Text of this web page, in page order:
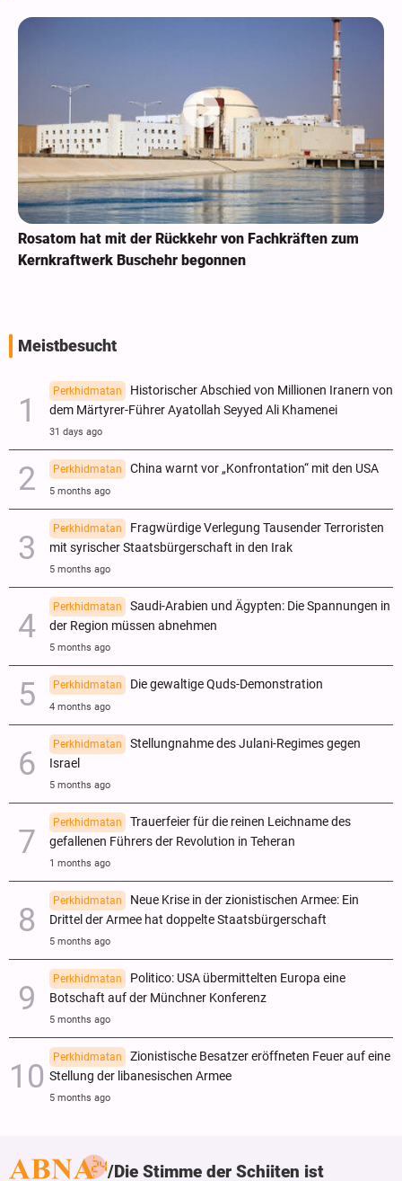
Rosatom hat mit der Rückkehr von Fachkräften zum
Kernkraftwerk Buschehr begonnen
Meistbesucht
Perkhidmatan
Historischer Abschied von Millionen Iranern von
dem Märtyrer-Führer Ayatollah Seyyed Ali Khamenei
31 days ago
Perkhidmatan China warnt vor „Konfrontation“ mit den USA
5 months ago
Perkhidmatan
Fragwürdige Verlegung Tausender Terroristen
mit syrischer Staatsbürgerschaft in den Irak
5 months ago
Perkhidmatan
Saudi-Arabien und Ägypten: Die Spannungen in
der Region müssen abnehmen
5 months ago
Perkhidmatan Die gewaltige Quds-Demonstration
4 months ago
Perkhidmatan
Stellungnahme des Julani-Regimes gegen
Israel
5 months ago
Perkhidmatan
Trauerfeier für die reinen Leichname des
gefallenen Führers der Revolution in Teheran
1 months ago
Perkhidmatan
Neue Krise in der zionistischen Armee: Ein
Drittel der Armee hat doppelte Staatsbürgerschaft
5 months ago
Perkhidmatan
Politico: USA übermittelten Europa eine
Botschaft auf der Münchner Konferenz
5 months ago
Perkhidmatan
Zionistische Besatzer eröffneten Feuer auf eine
Stellung der libanesischen Armee
5 months ago
Die Stimme der Schiiten ist